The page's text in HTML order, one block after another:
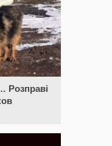
Розправі